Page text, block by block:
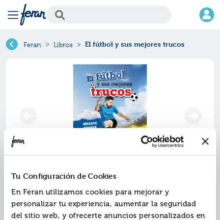
Tu Configuración de Cookies
En Feran utilizamos cookies para mejorar y
personalizar tu experiencia, aumentar la seguridad
del sitio web, y ofrecerte anuncios personalizados en
Feran Libros El fútbol y sus mejores trucos
El fútbol y sus mejores trucos
Ref.ZES-3849164
ISBN:9788413849164